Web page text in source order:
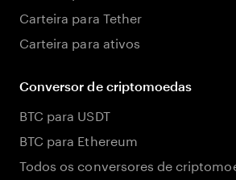
Carteira para Tether
Carteira para ativos
Conversor de criptomoedas
BTC para USDT
BTC para Ethereum
Todos os conversores de